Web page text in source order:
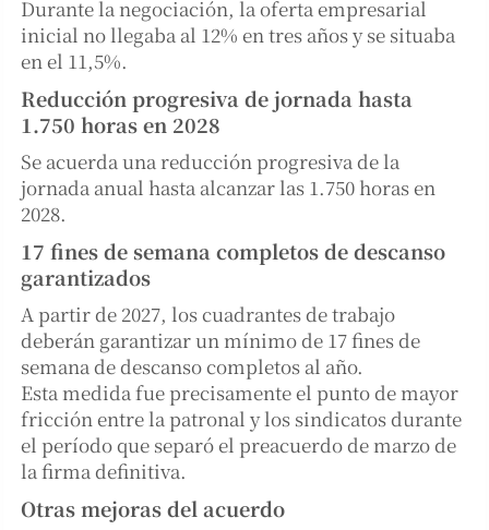
Durante la negociación, la oferta empresarial
inicial no llegaba al 12% en tres años y se situaba
en el 11,5%.
Reducción progresiva de jornada hasta
1.750 horas en 2028
Se acuerda una reducción progresiva de la
jornada anual hasta alcanzar las 1.750 horas en
2028.
17 fines de semana completos de descanso
garantizados
A partir de 2027, los cuadrantes de trabajo
deberán garantizar un mínimo de 17 fines de
semana de descanso completos al año.
Esta medida fue precisamente el punto de mayor
fricción entre la patronal y los sindicatos durante
el período que separó el preacuerdo de marzo de
la firma definitiva.
Otras mejoras del acuerdo